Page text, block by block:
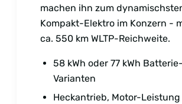
machen ihn zum
Kompakt-Elektro im Konzern -
ca. 550 km WLTP-Reichweite.
58 kWh oder 77 kWh Batterie-
Varianten
Heckantrieb, Motor-Leistung